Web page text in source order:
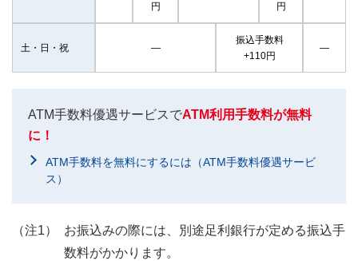
円
円
土・日・祝 ―
振込手数料
+110円
―
ATM手数料優遇サービスでATM利用手数料が無料
に！
ATM手数料を無料にするには（ATM手数料優遇サービ
ス）
お振込みの際には、別途足利銀行が定める振込手
数料がかかります。